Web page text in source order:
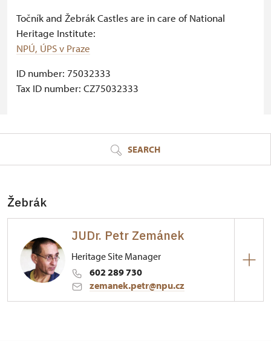
Točník and Žebrák Castles are in care of National
Heritage Institute:
NPÚ, ÚPS v Praze
ID number: 75032333
Tax ID number: CZ75032333
SEARCH
Žebrák
JUDr. Petr Zemánek
Heritage Site Manager
602 289 730
zemanek.petr@npu.cz